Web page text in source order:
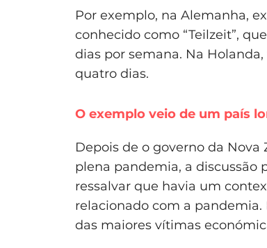
Por exemplo, na Alemanha,
conhecido como “Teilzeit”,
dias por semana. Na
quatro dias.
O exemplo veio de um país
Depois de o governo da
plena pandemia, a discussão
ressalvar que havia um
relacionado com a
das maiores vítimas